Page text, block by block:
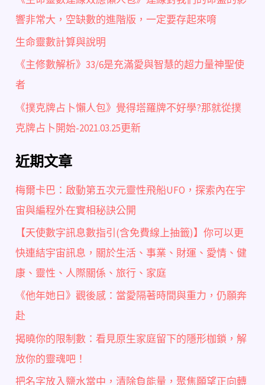
響非常大，空缺數的進階版，一定要存起來唷
生命靈數計算與說明
《主修數解析》33/6是充滿愛與智慧的超力量神聖使
者
《撲克牌占卜懶人包》覺得塔羅牌不好學?那就從撲
克牌占卜開始-2021.03.25更新
近期文章
梅爾卡巴：啟動第五次元靈性飛船UFO，探索內在宇
宙與編程外在實相秘訣公開
【天使數字訊息數指引(含免費線上抽籤)】你可以更
快連結宇宙訊息，關於生活、事業、財運、愛情、健
康、靈性、人際關係、旅行、家庭
《他年她日》觀後感：當愛隔著時間與重力，仍願奔
赴
揭曉你的限制數：看見原生家庭留下的隱形枷鎖，解
放你的靈魂吧！
把名字放入鹽水當中，清除負能量，聚焦願望正向轉